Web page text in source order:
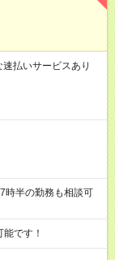
払いサービスあり
半の勤務も相談可
です！